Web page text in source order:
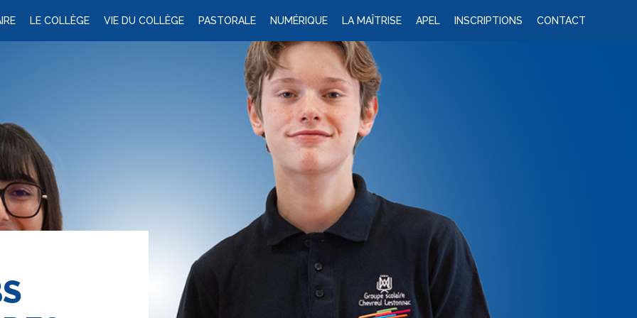
LE COLLÈGE VIE DU COLLÈGE PASTORALE NUMÉRIQUE LA MAÎTRISE APEL INSCRIPTIONS CONTACT